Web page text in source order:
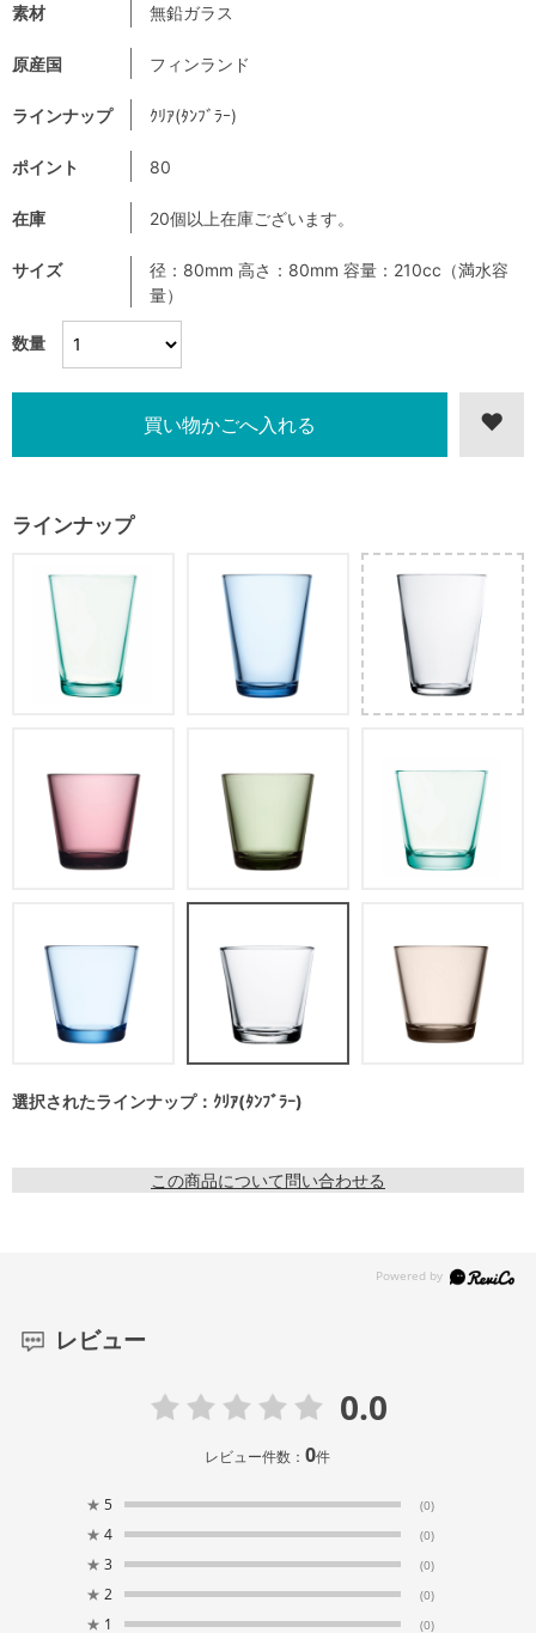
数量
素材 無鉛ガラス
原産国 フィンランド
ラインナップ ｸﾘｱ(ﾀﾝﾌﾞﾗｰ)
ポイント 80
在庫 20個以上在庫ございます。
サイズ
径：80mm 高さ：80mm 容量：210cc（満水容
量）
ラインナップ
選択されたラインナップ：ｸﾘｱ(ﾀﾝﾌﾞﾗｰ)
この商品について問い合わせる
レビュー
0.0
レビュー件数：0件
★ 5 (0)
★ 4 (0)
★ 3 (0)
★ 2 (0)
★ 1 (0)